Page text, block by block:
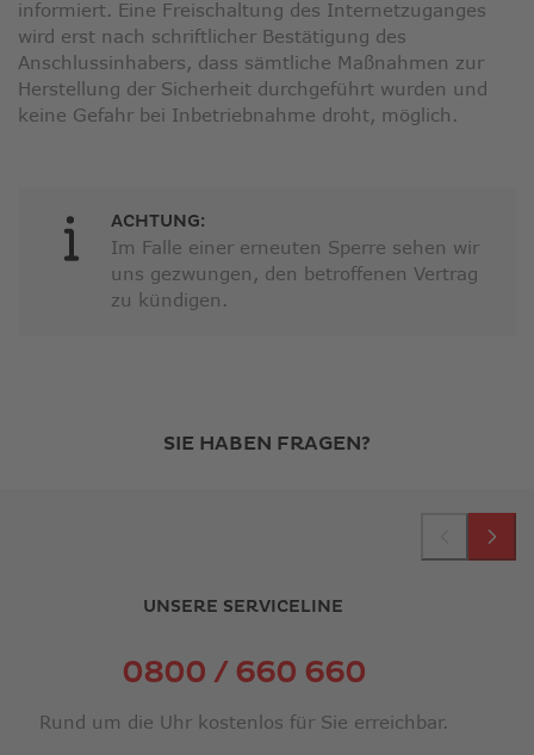
informiert. Eine Freischaltung des Internetzuganges
wird erst nach schriftlicher Bestätigung des
Anschlussinhabers, dass sämtliche Maßnahmen zur
Herstellung der Sicherheit durchgeführt wurden und
keine Gefahr bei Inbetriebnahme droht, möglich.
ACHTUNG:
Im Falle einer erneuten Sperre sehen wir
uns gezwungen, den betroffenen Vertrag
zu kündigen.
SIE HABEN FRAGEN?
UNSERE SERVICELINE
0800 / 660 660
Rund um die Uhr kostenlos für Sie erreichbar.